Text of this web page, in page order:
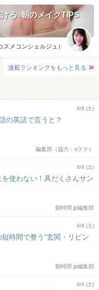
る♪朝のメイクTIPS
スメコンシェルジュ）
連載ランキングをもっと見る
8/8 (土)
の英語で言うと？
編集部（協力：eステ）
8/8 (土)
を使わない！具だくさんサン
朝時間.jp編集部
8/8 (土)
時間で整う“玄関・リビン
朝時間.jp編集部
8/8 (土)